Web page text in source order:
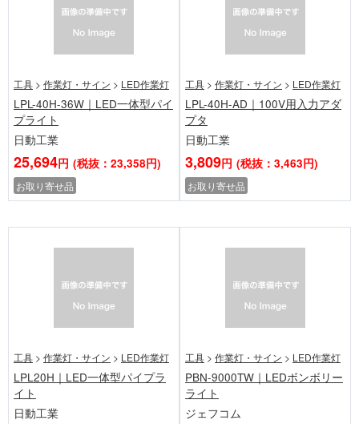
工具 > 作業灯・サイン > LED作業灯
LPL-40H-36W｜LED一体型パイ
プライト
日動工業
25,694円 (税抜：23,358円)
お取り寄せ品
工具 > 作業灯・サイン > LED作業灯
LPL-40H-AD｜100V用入力アダ
プタ
日動工業
3,809円 (税抜：3,463円)
お取り寄せ品
工具 > 作業灯・サイン > LED作業灯
LPL20H｜LED一体型パイプラ
イト
日動工業
工具 > 作業灯・サイン > LED作業灯
PBN-9000TW｜LEDボンボリー
ライト
ジェフコム